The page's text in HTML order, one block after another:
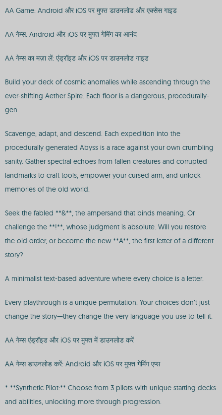
AA Game: Android और iOS पर मुफ्त डाउनलोड और एक्सेस गाइड
AA गेम्स: Android और iOS पर मुफ्त गेमिंग का आनंद
AA गेम्स का मज़ा लें: एंड्रॉइड और iOS पर डाउनलोड गाइड
Build your deck of cosmic anomalies while ascending through the
ever-shifting Aether Spire. Each floor is a dangerous, procedurally-
gen
Scavenge, adapt, and descend. Each expedition into the
procedurally generated Abyss is a race against your own crumbling
sanity. Gather spectral echoes from fallen creatures and corrupted
landmarks to craft tools, empower your cursed arm, and unlock
memories of the old world.
Seek the fabled **&**, the ampersand that binds meaning. Or
challenge the **!**, whose judgment is absolute. Will you restore
the old order, or become the new **A**, the first letter of a different
story?
A minimalist text-based adventure where every choice is a letter.
Every playthrough is a unique permutation. Your choices don’t just
change the story—they change the very language you use to tell it.
AA गेम्स एंड्रॉइड और iOS पर मुफ्त में डाउनलोड करें
AA गेम्स डाउनलोड करें: Android और iOS पर मुफ्त गेमिंग एप्स
* **Synthetic Pilot:** Choose from 3 pilots with unique starting decks
and abilities, unlocking more through progression.